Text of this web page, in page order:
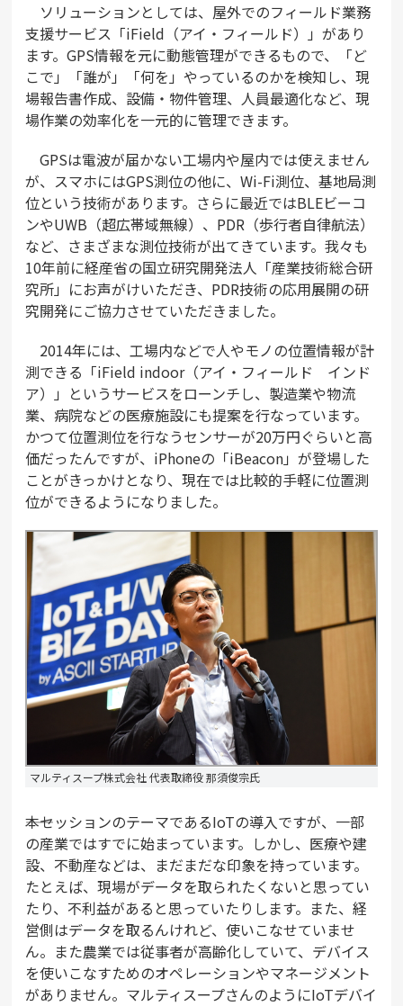
ソリューションとしては、屋外でのフィールド業務
支援サービス「iField（アイ・フィールド）」があり
ます。GPS情報を元に動態管理ができるもので、「ど
こで」「誰が」「何を」やっているのかを検知し、現
場報告書作成、設備・物件管理、人員最適化など、現
場作業の効率化を一元的に管理できます。
GPSは電波が届かない工場内や屋内では使えません
が、スマホにはGPS測位の他に、Wi-Fi測位、基地局測
位という技術があります。さらに最近ではBLEビーコ
ンやUWB（超広帯域無線）、PDR（歩行者自律航法）
など、さまざまな測位技術が出てきています。我々も
10年前に経産省の国立研究開発法人「産業技術総合研
究所」にお声がけいただき、PDR技術の応用展開の研
究開発にご協力させていただきました。
2014年には、工場内などで人やモノの位置情報が計
測できる「iField indoor（アイ・フィールド インド
ア）」というサービスをローンチし、製造業や物流
業、病院などの医療施設にも提案を行なっています。
かつて位置測位を行なうセンサーが20万円ぐらいと高
価だったんですが、iPhoneの「iBeacon」が登場した
ことがきっかけとなり、現在では比較的手軽に位置測
位ができるようになりました。
マルティスープ株式会社 代表取締役 那須俊宗氏
――本セッションのテーマであるIoTの導入ですが、一部
の産業ではすでに始まっています。しかし、医療や建
設、不動産などは、まだまだな印象を持っています。
たとえば、現場がデータを取られたくないと思ってい
たり、不利益があると思っていたりします。また、経
営側はデータを取るんけれど、使いこなせていませ
ん。また農業では従事者が高齢化していて、デバイス
を使いこなすためのオペレーションやマネージメント
がありません。マルティスープさんのようにIoTデバイ